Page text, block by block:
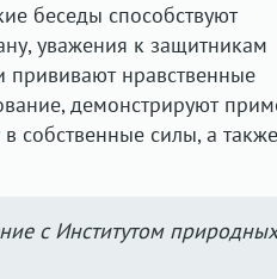
беседы способствуют
уважения к защитникам
прививают нравственные
демонстрируют
собственные силы, а также
с Институтом природных